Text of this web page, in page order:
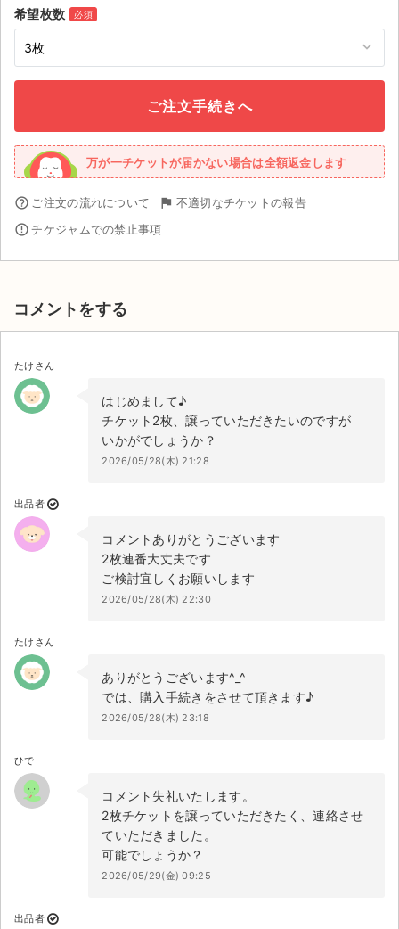
希望枚数 必須
万が一チケットが届かない場合は全額返金します
help_outline ご注文の流れについて flag 不適切なチケットの報告
error_outline チケジャムでの禁止事項
コメントをする
たけさん
はじめまして♪
チケット2枚、譲っていただきたいのですが
いかがでしょうか？
2026/05/28(木) 21:28
出品者
コメントありがとうございます
2枚連番大丈夫です
ご検討宜しくお願いします
2026/05/28(木) 22:30
たけさん
ありがとうございます^_^
では、購入手続きをさせて頂きます♪
2026/05/28(木) 23:18
ひで
コメント失礼いたします。
2枚チケットを譲っていただきたく、連絡させ
ていただきました。
可能でしょうか？
2026/05/29(金) 09:25
出品者